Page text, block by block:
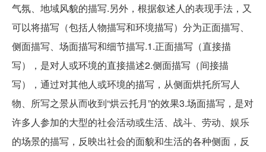
气氛、地域风貌的描写.另外，根据叙述人的表现手法，又
可以将描写（包括人物描写和环境描写）分为正面描写、
侧面描写、场面描写和细节描写.1.正面描写（直接描
写），是对人或环境的直接描述2.侧面描写（间接描
写），通过对其他人或环境的描写，从侧面烘托所写人
物、所写之景从而收到“烘云托月”的效果3.场面描写，是对
许多人参加的大型的社会活动或生活、战斗、劳动、娱乐
的场景的描写，反映出社会的面貌和生活的各种侧面，反